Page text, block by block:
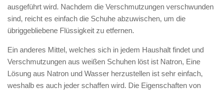
ausgeführt wird. Nachdem die Verschmutzungen verschwunden
sind, reicht es einfach die Schuhe abzuwischen, um die
übriggebliebene Flüssigkeit zu etfernen.
Ein anderes Mittel, welches sich in jedem Haushalt findet und
Verschmutzungen aus weißen Schuhen löst ist Natron, Eine
Lösung aus Natron und Wasser herzustellen ist sehr einfach,
weshalb es auch jeder schaffen wird. Die Eigenschaften von